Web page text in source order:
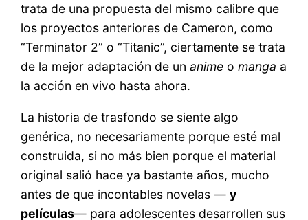
trata de una propuesta del mismo calibre que
los proyectos anteriores de Cameron, como
“Terminator 2” o “Titanic”, ciertamente se trata
de la mejor adaptación de unanime omanga a
la acción en vivo hasta ahora.
La historia de trasfondo se siente algo
genérica, no necesariamente porque esté mal
construida, si no más bien porque el material
original salió hace ya bastante años, mucho
antes de que incontables novelas —y
películas— para adolescentes desarrollen sus